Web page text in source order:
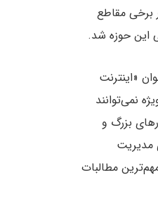
برخی مقاطع
این حوزه شد.
«اینترنت
نمی‌توانند
بزرگ و
مدیریت
مطالبات